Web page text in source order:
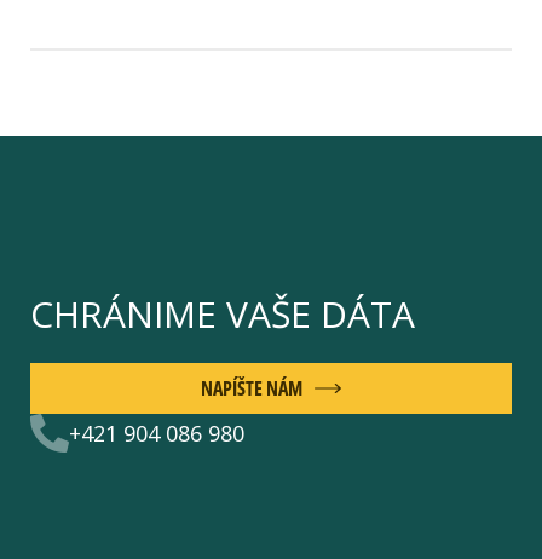
CHRÁNIME VAŠE DÁTA
+421 904 086 980
NAPÍŠTE NÁM